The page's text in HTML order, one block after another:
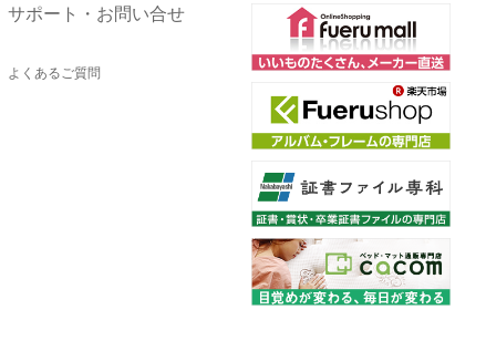
サポート・お問い合せ
よくあるご質問